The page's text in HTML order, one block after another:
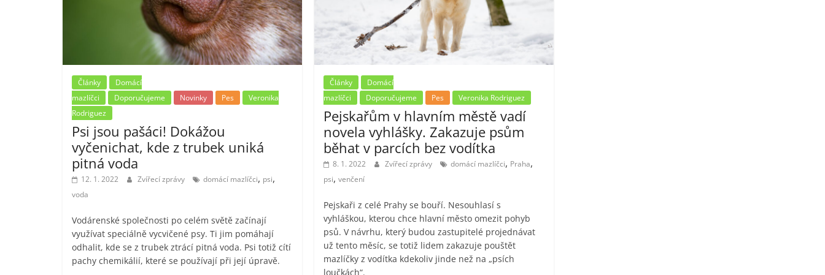
Články
Domácí
mazlíčci
Doporučujeme Novinky Pes
Veronika
Rodriguez
Psi jsou pašáci! Dokážou
vyčenichat, kde z trubek uniká
pitná voda
12. 1. 2022 Zvířecí zprávy domácí mazlíčci, psi,
voda
Vodárenské společnosti po celém světě začínají
využívat speciálně vycvičené psy. Ti jim pomáhají
odhalit, kde se z trubek ztrácí pitná voda. Psi totiž cítí
pachy chemikálií, které se používají při její úpravě.
Články
Domácí
mazlíčci
Doporučujeme Pes Veronika Rodriguez
Pejskařům v hlavním městě vadí
novela vyhlášky. Zakazuje psům
běhat v parcích bez vodítka
8. 1. 2022 Zvířecí zprávy domácí mazlíčci, Praha,
psi,venčení
Pejskaři z celé Prahy se bouří. Nesouhlasí s
vyhláškou, kterou chce hlavní město omezit pohyb
psů. V návrhu, který budou zastupitelé projednávat
už tento měsíc, se totiž lidem zakazuje pouštět
mazlíčky z vodítka kdekoliv jinde než na „psích
loučkách“.